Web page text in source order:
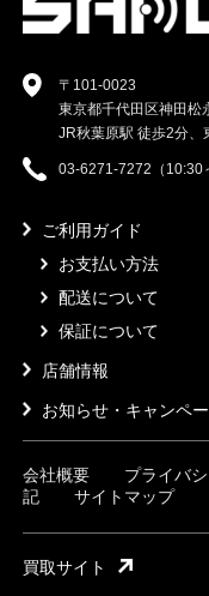
〒101-0023
東京都千代田区神田松
JR秋葉原駅 徒歩2分、
03-6271-7272（10:30
ご利用ガイド
お支払い方法
配送について
保証について
店舗情報
お知らせ・キャンペ
会社概要 プライバ
記
サイトマップ
買取サイト